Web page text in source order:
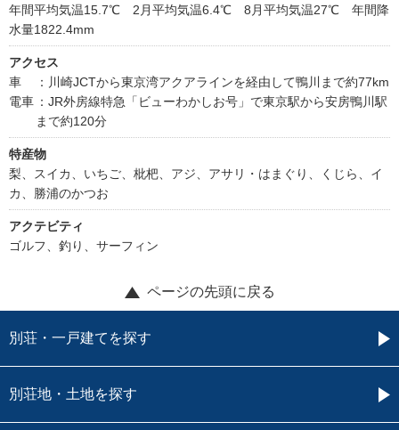
年間平均気温15.7℃ 2月平均気温6.4℃ 8月平均気温27℃ 年間降
水量1822.4mm
アクセス
車
：川崎JCTから東京湾アクアラインを経由して鴨川まで約77km
電車 ：JR外房線特急「ビューわかしお号」で東京駅から安房鴨川駅
まで約120分
特産物
梨、スイカ、いちご、枇杷、アジ、アサリ・はまぐり、くじら、イ
カ、勝浦のかつお
アクテビティ
ゴルフ、釣り、サーフィン
ページの先頭に戻る
別荘・一戸建てを探す
別荘地・土地を探す